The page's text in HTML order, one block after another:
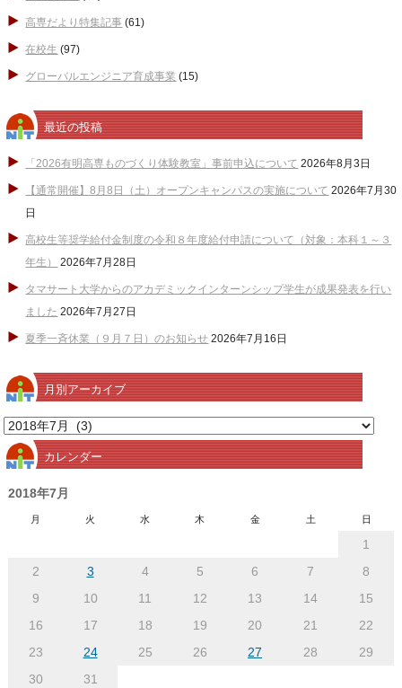
高専だより特集記事 (61)
在校生 (97)
グローバルエンジニア育成事業 (15)
最近の投稿
「2026有明高専ものづくり体験教室」事前申込について 2026年8月3日
【通常開催】8月8日（土）オープンキャンパスの実施について 2026年7月30
日
高校生等奨学給付金制度の令和８年度給付申請について（対象：本科１～３
年生）
2026年7月28日
タマサート大学からのアカデミックインターンシップ学生が成果発表を行い
ました 2026年7月27日
夏季一斉休業（９月７日）のお知らせ 2026年7月16日
月別アーカイブ
月
別
ア
ー
カレンダー
2018年7月
月 火 水 木 金 土 日
1
2
3 4 5 6 7
8
9
10 11 12 13 14
15
16
17 18 19 20 21
22
23
24 25 26 27 28
29
30
31